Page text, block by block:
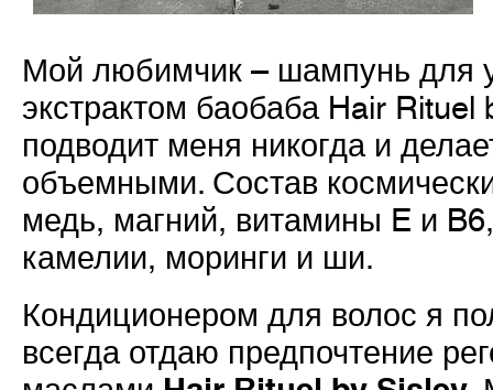
Мой любимчик – шампунь для
экстрактом баобаба Hair Rituel
подводит меня никогда и
объемными. Состав
медь, магний, витамины E и
камелии, моринги и ши.
Кондиционером для волос я
всегда отдаю предпочтение